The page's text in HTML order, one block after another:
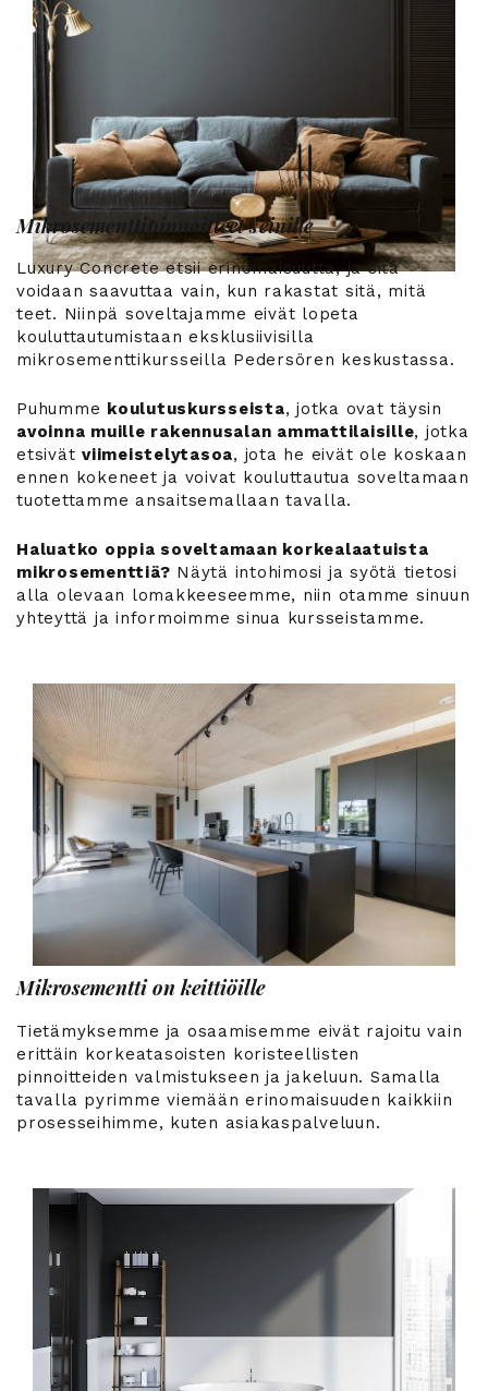
Mikrosementtipinnoitteet seinille
Luxury Concrete etsii erinomaisuutta, ja sitä
voidaan saavuttaa vain, kun rakastat sitä, mitä
teet. Niinpä soveltajamme eivät lopeta
kouluttautumistaan eksklusiivisilla
mikrosementtikursseilla Pedersören keskustassa.
Puhumme koulutuskursseista, jotka ovat täysin
avoinna muille rakennusalan ammattilaisille, jotka
etsivät viimeistelytasoa, jota he eivät ole koskaan
ennen kokeneet ja voivat kouluttautua soveltamaan
tuotettamme ansaitsemallaan tavalla.
Haluatko oppia soveltamaan korkealaatuista
mikrosementtiä? Näytä intohimosi ja syötä tietosi
alla olevaan lomakkeeseemme, niin otamme sinuun
yhteyttä ja informoimme sinua kursseistamme.
Mikrosementti on keittiöille
Tietämyksemme ja osaamisemme eivät rajoitu vain
erittäin korkeatasoisten koristeellisten
pinnoitteiden valmistukseen ja jakeluun. Samalla
tavalla pyrimme viemään erinomaisuuden kaikkiin
prosesseihimme, kuten asiakaspalveluun.